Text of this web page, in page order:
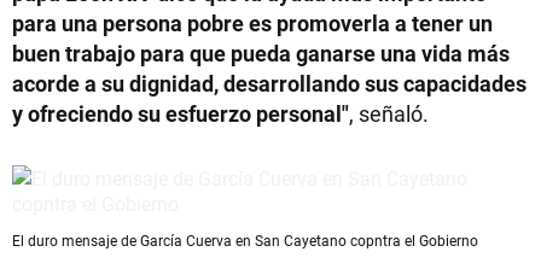
para una persona pobre es promoverla a tener un
buen trabajo para que pueda ganarse una vida más
acorde a su dignidad, desarrollando sus capacidades
y ofreciendo su esfuerzo personal", señaló.
El duro mensaje de García Cuerva en San Cayetano copntra el Gobierno